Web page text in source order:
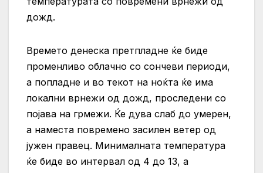
дожд.
Времето денеска претпладне ќе биде
променливо облачно со сончеви периоди,
а попладне и во текот на ноќта ќе има
локални врнежи од дожд, проследени со
појава на грмежи. Ќе дува слаб до умерен,
а наместа повремено засилен ветер од
јужен правец. Минималната температура
ќе биде во интервал од 4 до 13, а